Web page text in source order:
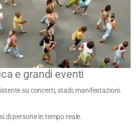
e grandi eventi
su concerti, stadi, manifestazioni.
di persone in tempo reale.